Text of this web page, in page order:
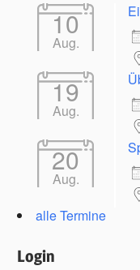
10
Aug.
19
Aug.
20
Aug.
alle Termine
Login